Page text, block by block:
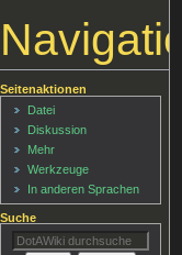
Seitenaktionen
Datei
Diskussion
Mehr
Werkzeuge
In anderen Sprachen
Suche